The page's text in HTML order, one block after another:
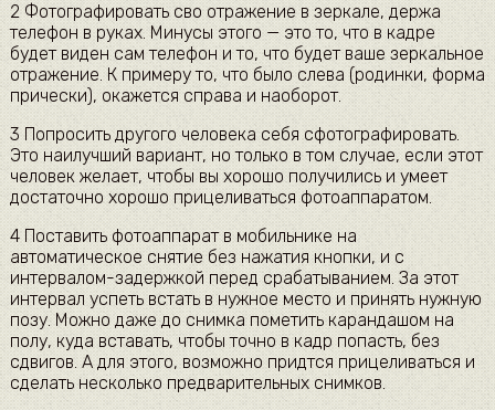
2 Фотографировать сво отражение в зеркале, держа
телефон в руках. Минусы этого — это то, что в кадре
будет виден сам телефон и то, что будет ваше зеркальное
отражение. К примеру то, что было слева (родинки, форма
прически), окажется справа и наоборот.
3 Попросить другого человека себя сфотографировать.
Это наилучший вариант, но только в том случае, если этот
человек желает, чтобы вы хорошо получились и умеет
достаточно хорошо прицеливаться фотоаппаратом.
4 Поставить фотоаппарат в мобильнике на
автоматическое снятие без нажатия кнопки, и с
интервалом-задержкой перед срабатыванием. За этот
интервал успеть встать в нужное место и принять нужную
позу. Можно даже до снимка пометить карандашом на
полу, куда вставать, чтобы точно в кадр попасть, без
сдвигов. А для этого, возможно придтся прицеливаться и
сделать несколько предварительных снимков.